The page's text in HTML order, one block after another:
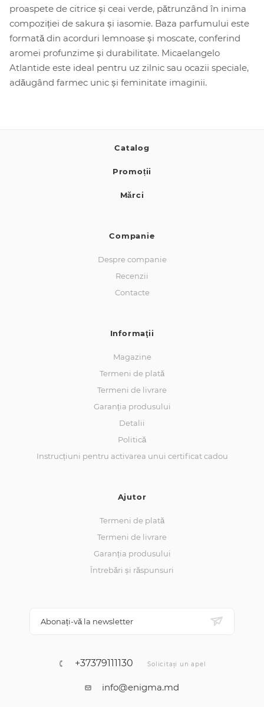
proaspete de citrice și ceai verde, pătrunzând în inima
compoziției de sakura și iasomie. Baza parfumului este
formată din acorduri lemnoase și moscate, conferind
aromei profunzime și durabilitate. Micaelangelo
Atlantide este ideal pentru uz zilnic sau ocazii speciale,
adăugând farmec unic și feminitate imaginii.
Catalog
Promoții
Mărci
Companie
Despre companie
Recenzii
Contacte
Informaţii
Magazine
Termeni de plată
Termeni de livrare
Garanția produsului
Detalii
Politică
Instrucțiuni pentru activarea unui certificat cadou
Ajutor
Termeni de plată
Termeni de livrare
Garanția produsului
Întrebări și răspunsuri
Abonați-vă la newsletter
+37379111130 Solicitați un apel
info@enigma.md